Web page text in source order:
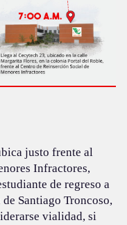
justo frente al
Infractores,
de regreso a
Santiago Troncoso,
vialidad, si